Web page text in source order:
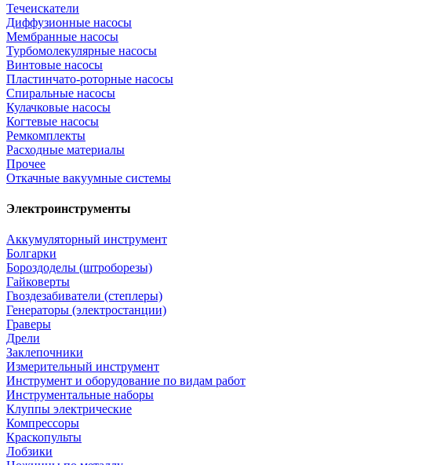
Течеискатели
Диффузионные насосы
Мембранные насосы
Турбомолекулярные насосы
Винтовые насосы
Пластинчато-роторные насосы
Спиральные насосы
Кулачковые насосы
Когтевые насосы
Ремкомплекты
Расходные материалы
Прочее
Откачные вакуумные системы
Электроинструменты
Аккумуляторный инструмент
Болгарки
Бороздоделы (штроборезы)
Гайковерты
Гвоздезабиватели (степлеры)
Генераторы (электростанции)
Граверы
Дрели
Заклепочники
Измерительный инструмент
Инструмент и оборудование по видам работ
Инструментальные наборы
Клуппы электрические
Компрессоры
Краскопульты
Лобзики